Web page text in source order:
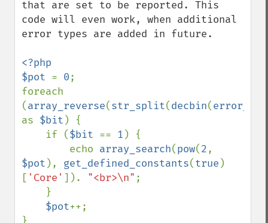
that are set to be reported. This
code will even work, when additional
error types are added in future.
<?php
$pot = 0;
foreach
(array_reverse(str_split(decbin(
as $bit ) {
    if (
$bit == 1 ) {
        echo
array_search(pow(2
$pot ), get_defined_constants(true )
[ 'Core' ]). "<br>\n" ;
$pot++;